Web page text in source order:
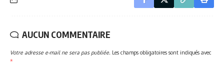
AUCUN COMMENTAIRE
Votre adresse e-mail ne sera pas publiée. Les champs obligatoires sont indiqués avec
*